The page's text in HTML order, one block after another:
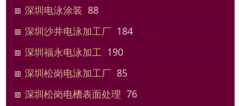
深圳电泳涂装 88
深圳沙井电泳加工厂 184
深圳福永电泳加工 190
深圳松岗电泳加工厂 85
深圳松岗电槽表面处理 76